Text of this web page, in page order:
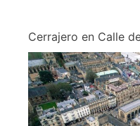
Cerrajero en Calle